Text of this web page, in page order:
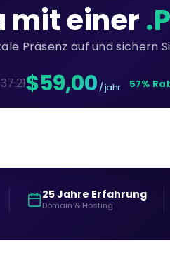
mit einer
Präsenz auf und sichern
$59,00 / jahr 57%
25 Jahre Erfahrung
Domain & Hosting